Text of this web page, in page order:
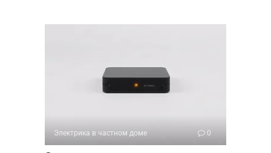
Электрика в частном доме 0